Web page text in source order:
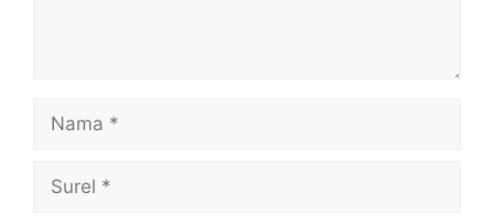
Nama
Surel